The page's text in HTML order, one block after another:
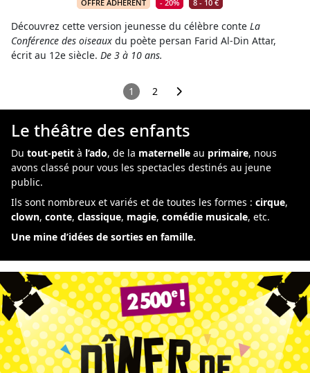
OFFRE ADHÉRENT
- 20% 8 - 10 €
Découvrez cette version jeunesse du célèbre conte La
Conférence des oiseaux du poète persan Farid Al-Din Attar,
écrit au 12e siècle. De 3 à 10 ans.
1 2
Le théâtre des enfants
Du tout-petit à l’ado, de la maternelle au primaire, nous
avons classé pour vous les spectacles destinés au jeune
public.
Ils sont nombreux et variés et de toutes les formes : cirque,
clown, conte, classique, magie, comédie musicale, etc.
Une mine d’idées de sorties en famille.